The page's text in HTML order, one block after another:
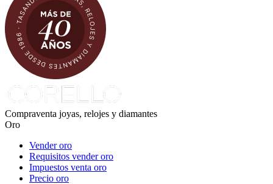
Compraventa joyas, relojes y diamantes
Oro
Vender oro
Requisitos vender oro
Impuestos venta oro
Precio oro